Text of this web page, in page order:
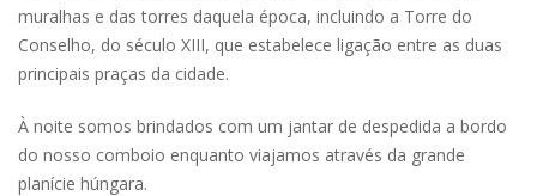
muralhas e das torres daquela época, incluindo a Torre do
Conselho, do século XIII, que estabelece ligação entre as duas
principais praças da cidade.
À noite somos brindados com um jantar de despedida a bordo
do nosso comboio enquanto viajamos através da grande
planície húngara.